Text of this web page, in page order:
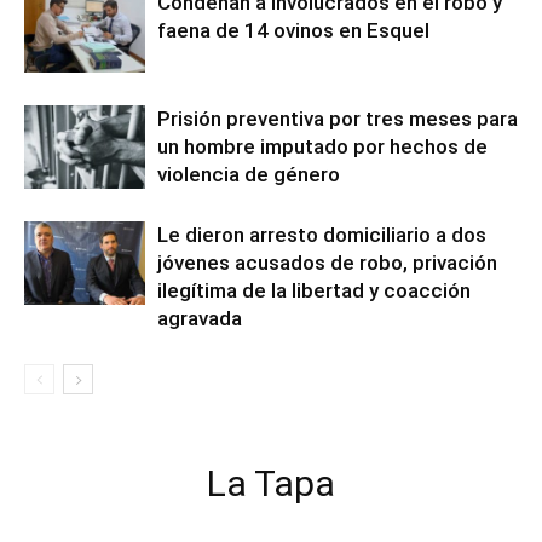
faena de 14 ovinos en Esquel
Prisión preventiva por tres meses para
un hombre imputado por hechos de
violencia de género
Le dieron arresto domiciliario a dos
jóvenes acusados de robo, privación
ilegítima de la libertad y coacción
agravada
La Tapa